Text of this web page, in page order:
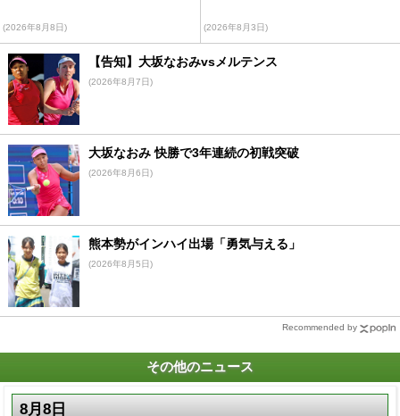
(2026年8月8日) (2026年8月3日)
【告知】大坂なおみvsメルテンス
(2026年8月7日)
大坂なおみ 快勝で3年連続の初戦突破
(2026年8月6日)
熊本勢がインハイ出場「勇気与える」
(2026年8月5日)
Recommended by
その他のニュース
8月8日